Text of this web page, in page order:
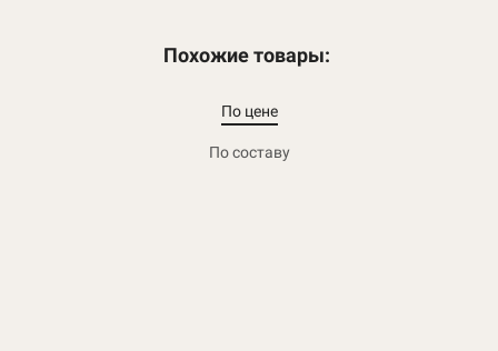
Похожие товары:
По цене
По составу